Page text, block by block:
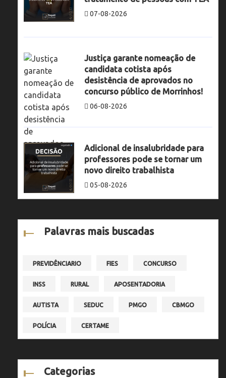
07-08-2026
Justiça garante nomeação de
candidata cotista após
desistência de aprovados no
concurso público de Morrinhos!
06-08-2026
Adicional de insalubridade para
professores pode se tornar um
novo direito trabalhista
05-08-2026
Palavras mais buscadas
PREVIDÊNCIARIO FIES CONCURSO
INSS RURAL APOSENTADORIA
AUTISTA SEDUC PMGO CBMGO
POLÍCIA CERTAME
Categorias